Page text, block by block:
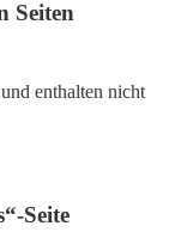
Seiten
enthalten nicht
Seite